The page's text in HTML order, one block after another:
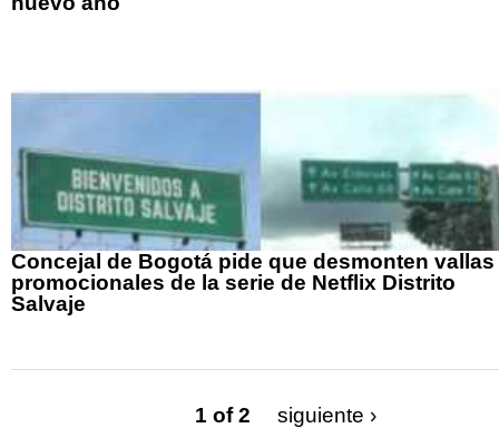
Concejal de Bogotá pide que desmonten vallas
promocionales de la serie de Netflix Distrito
Salvaje
1 of 2 siguiente ›